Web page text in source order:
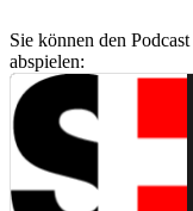
Sie können den Podcast
abspielen: